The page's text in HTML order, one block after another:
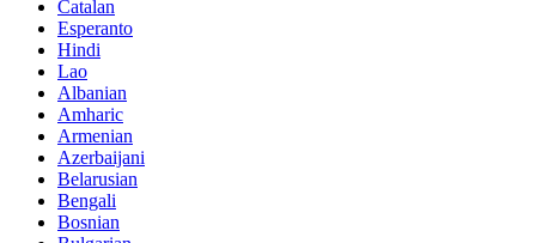
Catalan
Esperanto
Hindi
Lao
Albanian
Amharic
Armenian
Azerbaijani
Belarusian
Bengali
Bosnian